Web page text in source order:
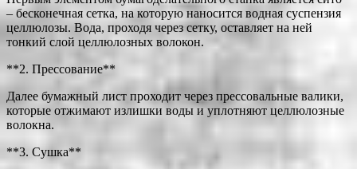
– бесконечная сетка, на которую наносится водная суспензия
целлюлозы. Вода, проходя через сетку, оставляет на ней
тонкий слой целлюлозных волокон.
**2. Прессование**
Далее бумажный лист проходит через прессовальные валики,
которые отжимают излишки воды и уплотняют целлюлозные
волокна.
**3. Сушка**